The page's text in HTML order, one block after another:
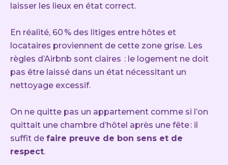
laisser les lieux en état correct.
En réalité, 60 % des litiges entre hôtes et
locataires proviennent de cette zone grise. Les
règles d’Airbnb sont claires : le logement ne doit
pas être laissé dans un état nécessitant un
nettoyage excessif.
On ne quitte pas un appartement comme si l’on
quittait une chambre d’hôtel après une fête : il
suffit de faire preuve de bon sens et de
respect.